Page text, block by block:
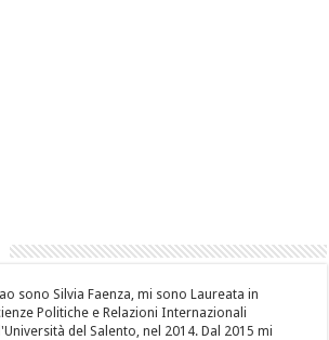
sono Silvia Faenza, mi sono Laureata in
Politiche e Relazioni Internazionali
del Salento, nel 2014. Dal 2015 mi